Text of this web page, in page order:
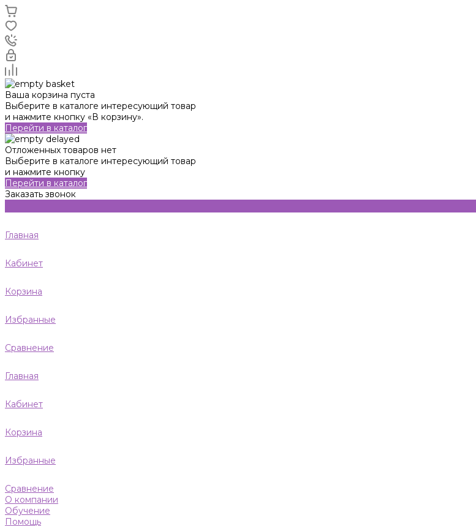
Ваша корзина пуста
Выберите в каталоге интересующий товар
и нажмите кнопку «В корзину».
Перейти в каталог
Отложенных товаров нет
Выберите в каталоге интересующий товар
и нажмите кнопку
Перейти в каталог
Заказать звонок
Главная
Кабинет
Корзина
Избранные
Сравнение
Главная
Кабинет
Корзина
Избранные
Сравнение
О компании
Обучение
Помощь